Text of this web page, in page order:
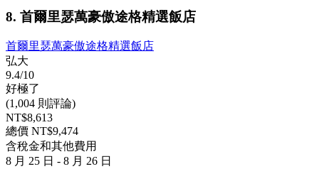
8. 首爾里瑟萬豪傲途格精選飯店
首爾里瑟萬豪傲途格精選飯店
弘大
9.4/10
好極了
(1,004 則評論)
NT$8,613
總價 NT$9,474
含稅金和其他費用
8 月 25 日 - 8 月 26 日